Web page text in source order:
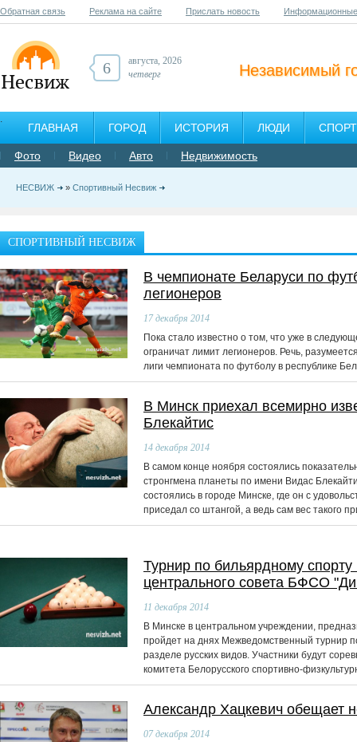
Обратная связь Реклама на сайте Прислать новость
Независимый
6
августа, 2026
четверг
ГЛАВНАЯ ГОРОД ИСТОРИЯ ЛЮДИ СПОРТ
Фото Видео Авто Недвижимость
НЕСВИЖ » Спортивный Несвиж
СПОРТИВНЫЙ НЕСВИЖ
В чемпионате Беларуси по
легионеров
17 декабря 2014
Пока стало известно о том, что уже в
ограничат лимит легионеров. Речь,
лиги чемпионата по футболу в республике
В Минск приехал всемирно
Блекайтис
14 декабря 2014
В самом конце ноября состоялись
стронгмена планеты по имени Видас
состоялись в городе Минске, где он с
приседал со штангой, а ведь сам вес такого
Турнир по бильярдному
центрального совета БФСО
11 декабря 2014
В Минске в центральном учреждении,
пройдет на днях Межведомственный турнир
разделе русских видов. Участники будут
комитета Белорусского спортивно-
Александр Хацкевич обещает
07 декабря 2014